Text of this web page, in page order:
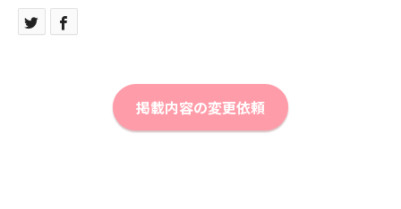
掲載内容の変更依頼